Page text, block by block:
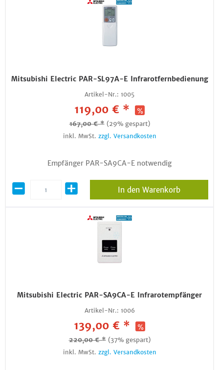
Mitsubishi Electric PAR-SL97A-E Infrarotfernbedienung
Artikel-Nr.: 1005
119,00 € *
167,00 € * (29% gespart)
inkl. MwSt. zzgl. Versandkosten
Empfänger PAR-SA9CA-E notwendig
In den Warenkorb
Mitsubishi Electric PAR-SA9CA-E Infrarotempfänger
Artikel-Nr.: 1006
139,00 € *
220,00 € * (37% gespart)
inkl. MwSt. zzgl. Versandkosten